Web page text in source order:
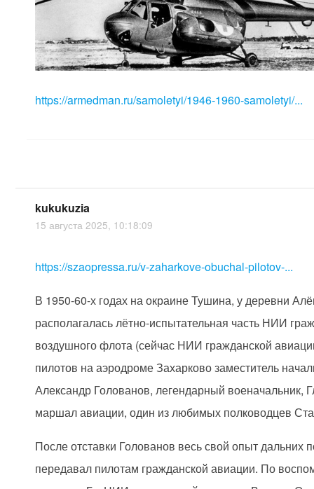
https://armedman.ru/samoletyi/1946-1960-samoletyi/...
kukukuzia
15 августа 2025, 10:18:09
https://szaopressa.ru/v-zaharkove-obuchal-pilotov-...
В 1950-60-х годах на окраине Тушина, у деревни
располагалась лётно-испытательная часть НИИ
воздушного флота (сейчас НИИ гражданской
пилотов на аэродроме Захарково заместитель
Александр Голованов, легендарный военачальник,
маршал авиации, один из любимых полководцев
После отставки Голованов весь свой опыт дальних
передавал пилотам гражданской авиации. По